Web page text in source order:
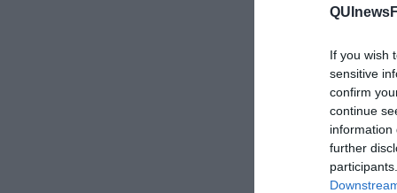
If you wish
sensitive
confirm
continue
information
further